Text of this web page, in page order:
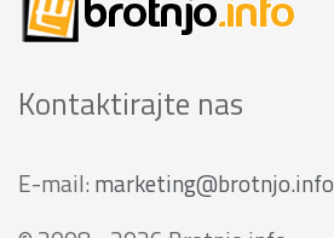
Kontaktirajte nas
E-mail: marketing@brotnjo.info